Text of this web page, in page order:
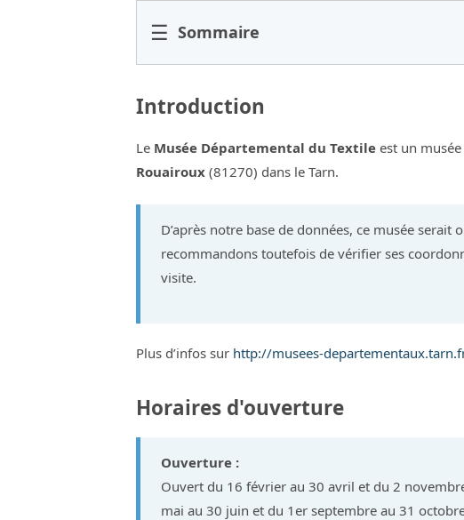
☰ Sommaire
Introduction
Le Musée Départemental du Textile est un
Rouairoux (81270) dans le Tarn.
D’après notre base de données, ce musée serait
recommandons toutefois de vérifier ses
visite.
Plus d’infos sur http://musees-departementaux.tarn.fr
Horaires d'ouverture
Ouverture :
Ouvert du 16 février au 30 avril et du 2
mai au 30 juin et du 1er septembre au 31